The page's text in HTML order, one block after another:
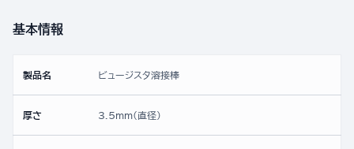
基本情報
製品名 ビュージスタ溶接棒
厚さ 3.5mm(直径)